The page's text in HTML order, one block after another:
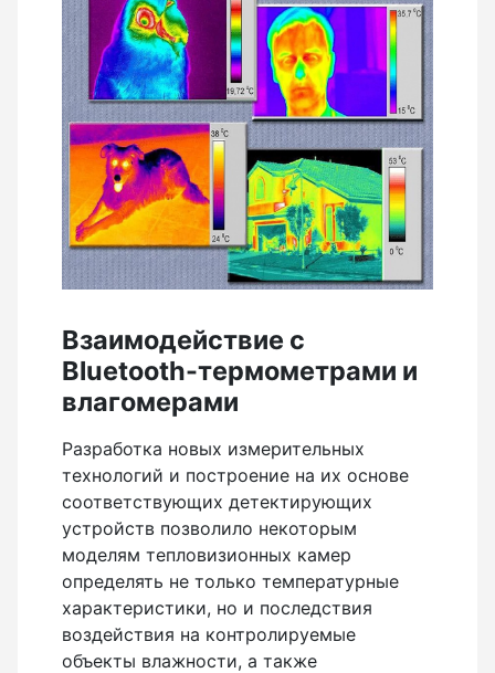
Взаимодействие с
Bluetooth-термометрами и
влагомерами
Разработка новых измерительных
технологий и построение на их основе
соответствующих детектирующих
устройств позволило некоторым
моделям тепловизионных камер
определять не только температурные
характеристики, но и последствия
воздействия на контролируемые
объекты влажности, а также